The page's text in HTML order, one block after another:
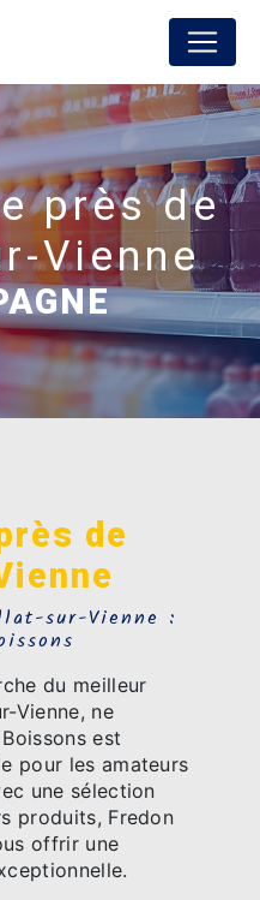
près de
Vienne
de
sur-Vienne :
du meilleur
Vienne, ne
est
pour les amateurs
une sélection
produits, Fredon
offrir une